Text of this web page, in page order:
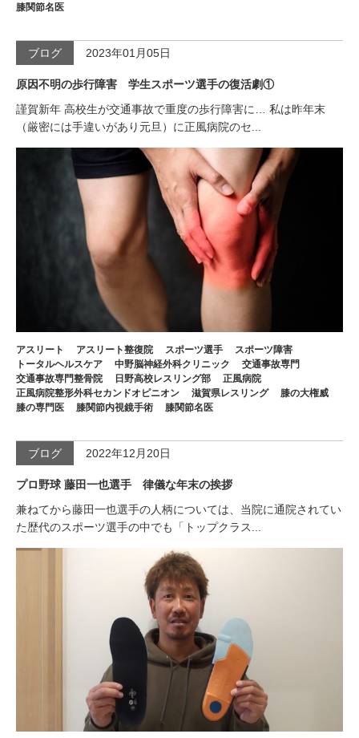
膝関節名医
ブログ 2023年01月05日
原因不明の歩行障害 学生スポーツ選手の復活劇①
謹賀新年 高校生が交通事故で重度の歩行障害に… 私は昨年末
（厳密には手違いがあり元旦）に正風病院のセ...
アスリート アスリート整復院 スポーツ選手
スポーツ障害
トータルヘルスケア
中野脳神経外科クリニック
交通事故専門
交通事故専門整骨院
日野高校レスリング部
正風病院
正風病院整形外科セカンドオピニオン
滋賀県レスリング
膝の大権威
膝の専門医
膝関節内視鏡手術 膝関節名医
ブログ 2022年12月20日
プロ野球 藤田一也選手 律儀な年末の挨拶
兼ねてから藤田一也選手の人柄については、当院に通院されてい
た歴代のスポーツ選手の中でも「トップクラス...